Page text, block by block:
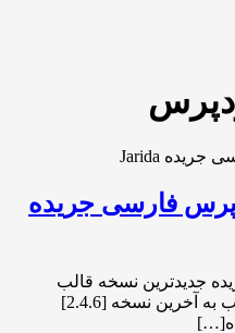
فارسی جریده
جدیدترین نسخه قالب
وردپرس فارسی جریده Jarida قالب به آخرین نسخه [2.4.6]